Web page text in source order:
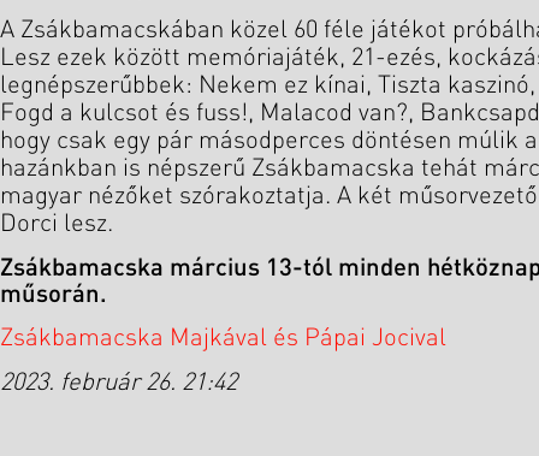
A Zsákbamacskában közel 60 féle játékot
Lesz ezek között memóriajáték, 21-ezés,
legnépszerűbbek: Nekem ez kínai, Tiszta
Fogd a kulcsot és fuss!, Malacod van?,
hogy csak egy pár másodperces döntésen múlik
hazánkban is népszerű Zsákbamacska tehát
magyar nézőket szórakoztatja. A két
Dorci lesz.
Zsákbamacska március 13-tól minden
műsorán.
Zsákbamacska Majkával és Pápai Jocival
2023. február 26. 21:42